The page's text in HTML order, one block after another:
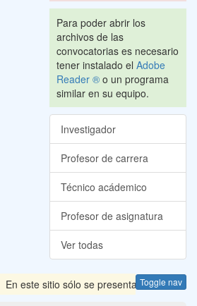
Para poder abrir los
archivos de las
convocatorias es necesario
tener instalado el Adobe
Reader ® o un programa
similar en su equipo.
Investigador
Profesor de carrera
Técnico acádemico
Profesor de asignatura
Ver todas
Toggle nav
En este sitio sólo se presentan las